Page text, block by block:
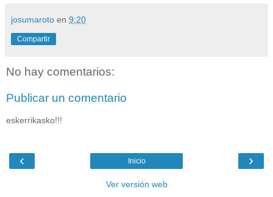
josumaroto en 9:20
Compartir
No hay comentarios:
Publicar un comentario
eskerrikasko!!!
‹ ›
Inicio
Ver versión web